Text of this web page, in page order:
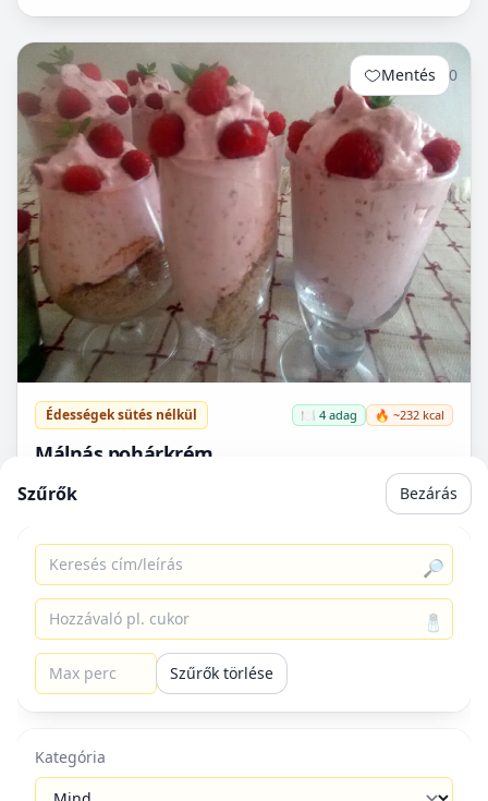
Szűrők Bezárás
🔎
🧂
Szűrők törlése
Kategória
Mentés 0
Édességek sütés nélkül 🍽️ 4 adag 🔥 ~232 kcal
Málnás pohárkrém
Mivel málna szezon van egy kis hűsítő málnás
pohárkrémet osztok meg.
RÓLUNK
receptmegosztó, meleg és
modern köntösben.
SEGÍTSÉG